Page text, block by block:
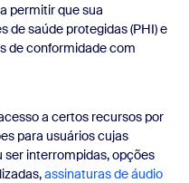
permitir que sua
de saúde protegidas (PHI) e
de conformidade com
a certos recursos por
para usuários cujas
ser interrompidas, opções
assinaturas de áudio